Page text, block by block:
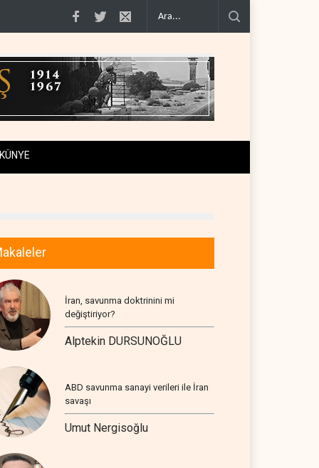
varan g�.. Demokratlar Trump için azil süreci yerine soruşturma haz�..
KÜNYE
İran, savunma doktrinini mi
değiştiriyor?
Alptekin DURSUNOĞLU
ABD savunma sanayi verileri ile İran
savaşı
Umut Nergisoğlu